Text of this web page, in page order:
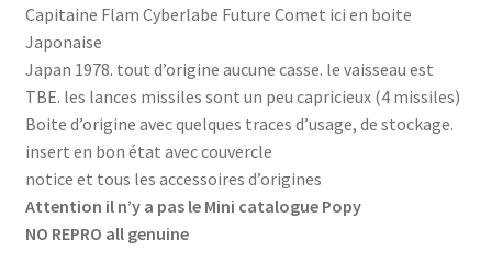
Capitaine Flam Cyberlabe Future Comet ici en boite
Japonaise
Japan 1978. tout d’origine aucune casse. le vaisseau est
TBE. les lances missiles sont un peu capricieux (4 missiles)
Boite d’origine avec quelques traces d’usage, de stockage.
insert en bon état avec couvercle
notice et tous les accessoires d’origines
Attention il n’y a pas le Mini catalogue Popy
NO REPRO all genuine